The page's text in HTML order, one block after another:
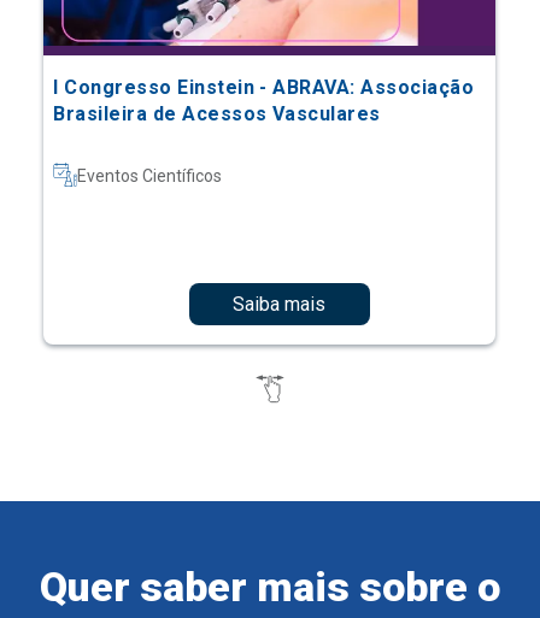
I Congresso Einstein - ABRAVA: Associação
Brasileira de Acessos Vasculares
Eventos Científicos
Saiba mais
Quer saber mais sobre o